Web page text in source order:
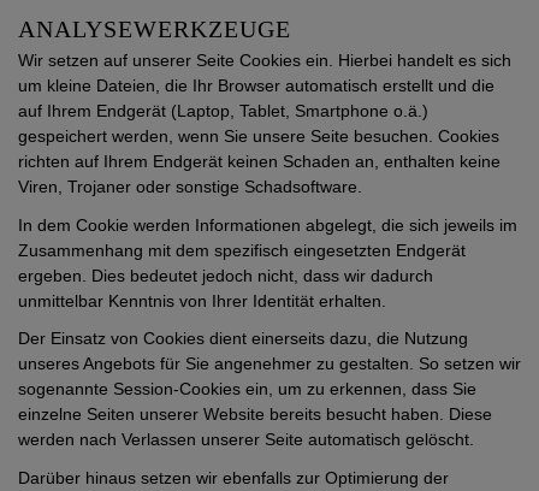
ANALYSEWERKZEUGE
Wir setzen auf unserer Seite Cookies ein. Hierbei handelt es sich
um kleine Dateien, die Ihr Browser automatisch erstellt und die
auf Ihrem Endgerät (Laptop, Tablet, Smartphone o.ä.)
gespeichert werden, wenn Sie unsere Seite besuchen. Cookies
richten auf Ihrem Endgerät keinen Schaden an, enthalten keine
Viren, Trojaner oder sonstige Schadsoftware.
In dem Cookie werden Informationen abgelegt, die sich jeweils im
Zusammenhang mit dem spezifisch eingesetzten Endgerät
ergeben. Dies bedeutet jedoch nicht, dass wir dadurch
unmittelbar Kenntnis von Ihrer Identität erhalten.
Der Einsatz von Cookies dient einerseits dazu, die Nutzung
unseres Angebots für Sie angenehmer zu gestalten. So setzen wir
sogenannte Session-Cookies ein, um zu erkennen, dass Sie
einzelne Seiten unserer Website bereits besucht haben. Diese
werden nach Verlassen unserer Seite automatisch gelöscht.
Darüber hinaus setzen wir ebenfalls zur Optimierung der